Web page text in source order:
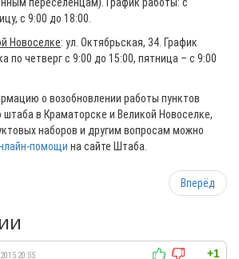
с 9:00 до 18:00.
Новоселке: ул. Октябрьская, 34. График
по четверг с 9:00 до 15:00, пятница – с 9:00
о возобновлении работы пунктов
штаба в Краматорске и Великой Новоселке,
наборов и другим вопросам можно
помощи на сайте Штаба.
Вперёд
+1
20:55